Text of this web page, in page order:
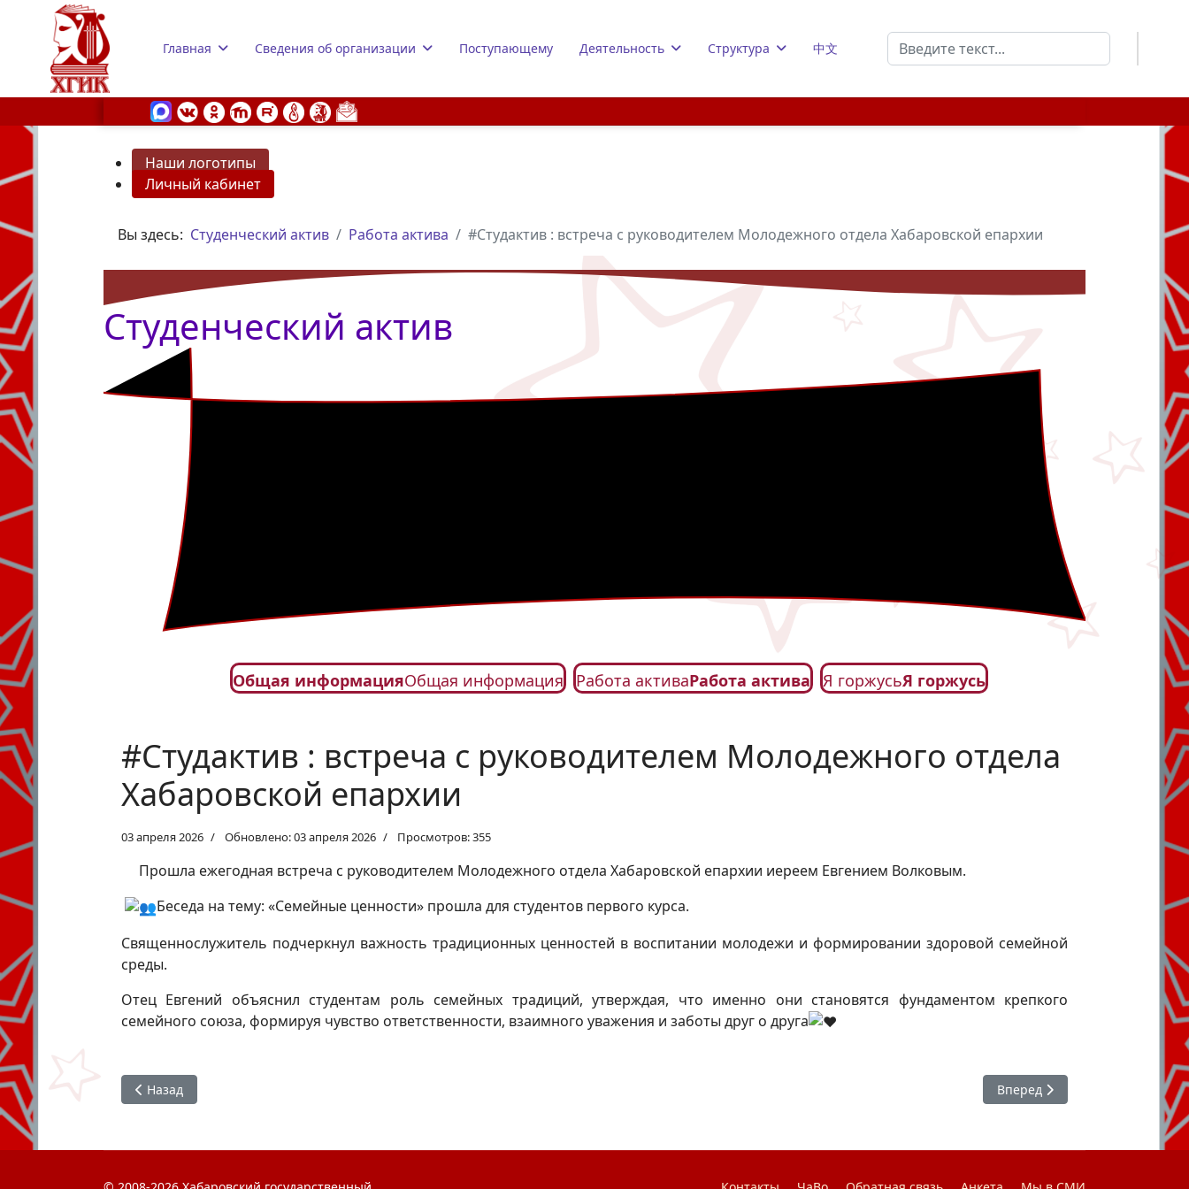
Главная Сведения об организации Поступающему Деятельность Структура 中文
Поиск
Наши логотипы
Личный кабинет
Вы здесь: Студенческий актив Работа актива #Студактив : встреча с руководителем Молодежного отдела Хабаровской епархии
Студенческий актив
Общая информацияОбщая информация Работа активаРабота актива Я горжусьЯ горжусь
#Студактив : встреча с руководителем Молодежного отдела
Хабаровской епархии
03 апреля 2026 Обновлено: 03 апреля 2026 Просмотров: 355
Прошла ежегодная встреча с руководителем Молодежного отдела Хабаровской епархии иереем Евгением Волковым.
Беседа на тему: «Семейные ценности» прошла для студентов первого курса.
Священнослужитель подчеркнул важность традиционных ценностей в воспитании молодежи и формировании здоровой семейной
среды.
Отец Евгений объяснил студентам роль семейных традиций, утверждая, что именно они становятся фундаментом крепкого
семейного союза, формируя чувство ответственности, взаимного уважения и заботы друг о друга
Предыдущий: #студактив : семейный фестиваль здорового образа жизни
Назад Следующий: #Студактив :
Вперед